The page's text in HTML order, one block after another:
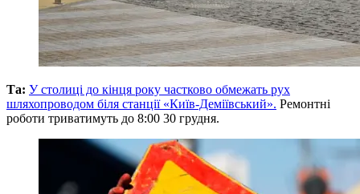
Та: У столиці до кінця року частково обмежать рух
шляхопроводом біля станції «Київ-Деміївський». Ремонтні
роботи триватимуть до 8:00 30 грудня.